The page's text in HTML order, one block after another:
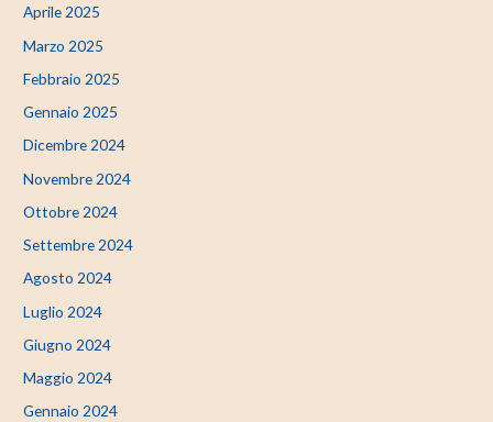
Aprile 2025
Marzo 2025
Febbraio 2025
Gennaio 2025
Dicembre 2024
Novembre 2024
Ottobre 2024
Settembre 2024
Agosto 2024
Luglio 2024
Giugno 2024
Maggio 2024
Gennaio 2024